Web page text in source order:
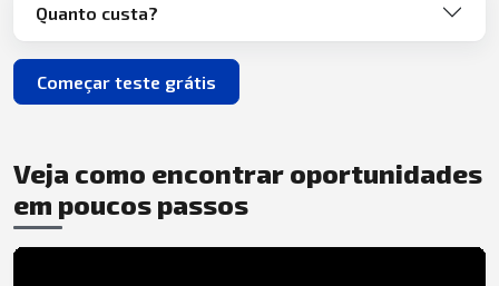
Quanto custa?
Começar teste grátis
Veja como encontrar oportunidades
em poucos passos